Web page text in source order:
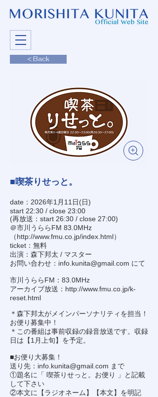
< Back
■喫茶りせっと。
date：2026年1月11日(日)
start 22:30 / close 23:00
(再放送：start 26:30 / close 27:00)
＠市川うららFM 83.0MHz
（http://www.fmu.co.jp/index.html）
ticket：無料
出演：森下邦太 / マスター
お問い合わせ： info.kunita@gmail.com にて
市川うららFM：83.0MHz
アーカイブ放送： http://www.fmu.co.jp/k-
reset.html
＊森下邦太がメインパーソナリティを担当！
お便り募集中！
＊この番組は事前収録の録音放送です。収録
日は【1月上旬】を予定。
■お便り大募集！
送り先： info.kunita@gmail.com まで
①題名に「 喫茶りせっと。お便り 」と記載
して下さい
②本文に【ラジオネーム】【本文】を明記